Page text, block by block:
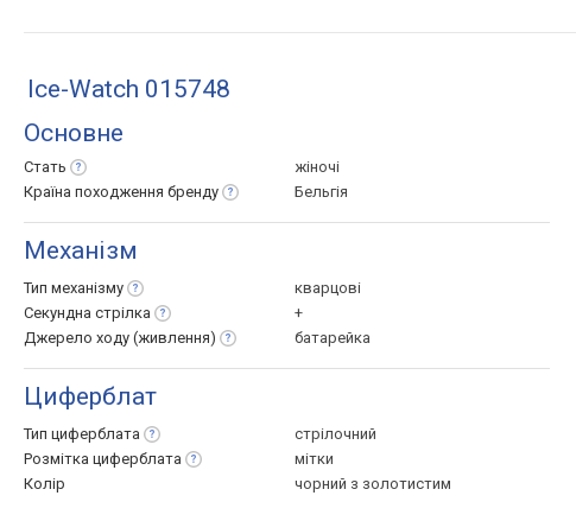
Ice-Watch 015748
Основне
Стать
жіночі
Країна походження бренду Бельгія
Механізм
Тип механізму
кварцові
Секундна стрілка
+
Джерело ходу (живлення) батарейка
Циферблат
Тип циферблата
стрілочний
Розмітка циферблата
мітки
Колір
чорний з золотистим